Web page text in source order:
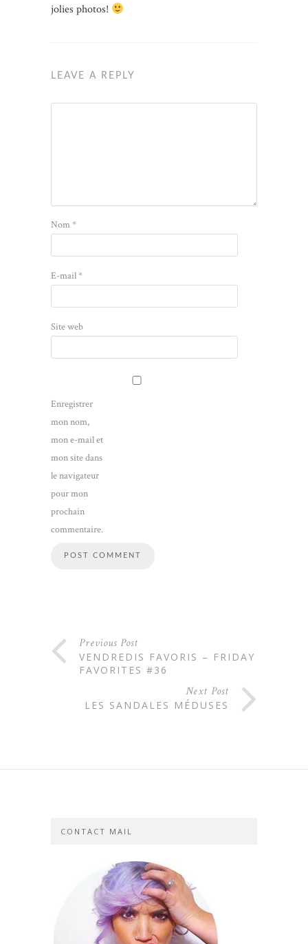
jolies photos!
LEAVE A REPLY
Nom*
E-mail*
Site web
Enregistrer
mon nom,
mon e-mail et
mon site dans
le navigateur
pour mon
prochain
commentaire.
Previous Post
VENDREDIS FAVORIS – FRIDAY
FAVORITES #36
Next Post
LES SANDALES MÉDUSES
CONTACT MAIL